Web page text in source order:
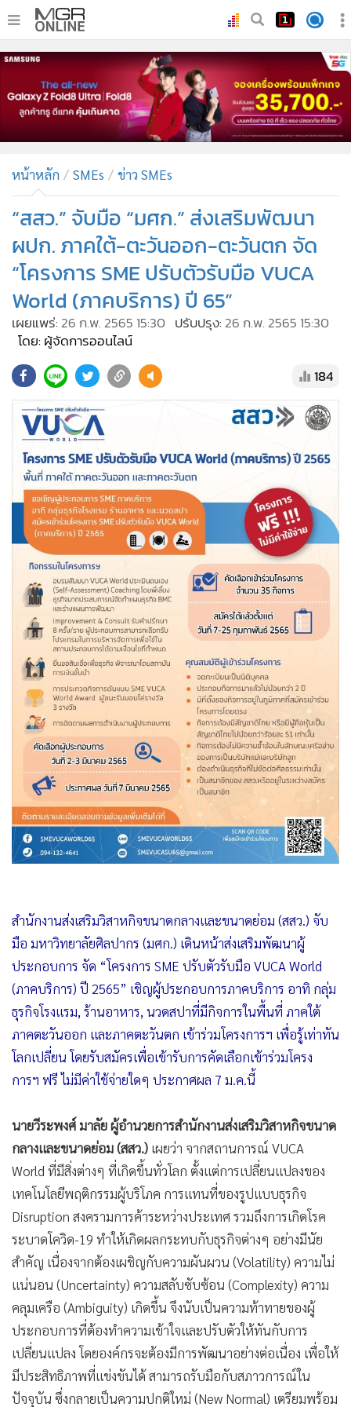
• หน้าหลัก
ทันเหตุการณ์
ภาคใต้
• ภูมิภาค
• บันเทิง
ผู้จัดการรายวัน
คอลัมนิสต์
• ละคร
CbizReview
• Cyber BIZ
• ผู้จัดกวน
Good health & Well-being
• Green Innovation & SD
• Management & HR
MGR Live
Infographic
การเมือง
• ท่องเที่ยว
กีฬา
• ต่างประเทศ
Special Scoop
เศรษฐกิจ-ธุรกิจ
จีน
ชุมชน-คุณภาพชีวิต
อาชญากรรม
Motoring
เกม
วิทยาศาสตร์
SMEs
หุ้น
อินโดจีน
• กองทุนรวม
• Celeb Online
•
ญี่ปุ่น
•
News1
• Gotomanager
หน้าหลัก SMEs ข่าว SMEs
“สสว.” จับมือ “มศก.” ส่งเสริมพัฒนา
ผปก. ภาคใต้-ตะวันออก-ตะวันตก จัด
“โครงการ SME ปรับตัวรับมือ VUCA
World (ภาคบริการ) ปี 65”
เผยแพร่: 26 ก.พ. 2565 15:30 ปรับปรุง: 26 ก.พ. 2565 15:30
โดย: ผู้จัดการออนไลน์
184
สำนักงานส่งเสริมวิสาหกิจขนาดกลางและขนาดย่อม (สสว.) จับ
มือ มหาวิทยาลัยศิลปากร (มศก.) เดินหน้าส่งเสริมพัฒนาผู้
ประกอบการ จัด “โครงการ SME ปรับตัวรับมือ VUCA World
(ภาคบริการ) ปี 2565” เชิญผู้ประกอบการภาคบริการ อาทิ กลุ่ม
ธุรกิจโรงแรม, ร้านอาหาร, นวดสปาที่มีกิจการในพื้นที่ ภาคใต้
ภาคตะวันออก และภาคตะวันตก เข้าร่วมโครงการฯ เพื่อรู้เท่าทัน
โลกเปลี่ยน โดยรับสมัครเพื่อเข้ารับการคัดเลือกเข้าร่วมโครง
การฯ ฟรี ไม่มีค่าใช้จ่ายใดๆ ประกาศผล 7 ม.ค.นี้
นายวีระพงศ์ มาลัย ผู้อำนวยการสำนักงานส่งเสริมวิสาหกิจขนาด
กลางและขนาดย่อม (สสว.) เผยว่า จากสถานการณ์ VUCA
World ที่มีสิ่งต่างๆ ที่เกิดขึ้นทั่วโลก ตั้งแต่การเปลี่ยนแปลงของ
เทคโนโลยีพฤติกรรมผู้บริโภค การแทนที่ของรูปแบบธุรกิจ
Disruption สงครามการค้าระหว่างประเทศ รวมถึงการเกิดโรค
ระบาดโควิด-19 ทำให้เกิดผลกระทบกับธุรกิจต่างๆ อย่างมีนัย
สำคัญ เนื่องจากต้องเผชิญกับความผันผวน (Volatility) ความไม่
แน่นอน (Uncertainty) ความสลับซับซ้อน (Complexity) ความ
คลุมเครือ (Ambiguity) เกิดขึ้น จึงนับเป็นความท้าทายของผู้
ประกอบการที่ต้องทำความเข้าใจและปรับตัวให้ทันกับการ
เปลี่ยนแปลง โดยองค์กรจะต้องมีการพัฒนาอย่างต่อเนื่อง เพื่อให้
มีประสิทธิภาพที่แข่งขันได้ สามารถรับมือกับสภาวการณ์ใน
ปัจจุบัน ซึ่งกลายเป็นความปกติใหม่ (New Normal) เตรียมพร้อม